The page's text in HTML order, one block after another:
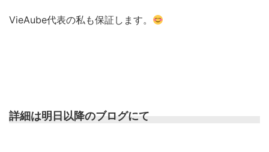
VieAube代表の私も保証します。
詳細は明日以降のブログにて